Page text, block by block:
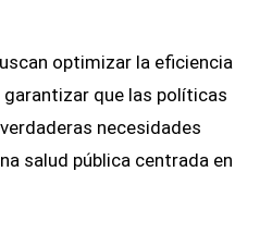
optimizar la eficiencia
que las políticas
necesidades
salud pública centrada en